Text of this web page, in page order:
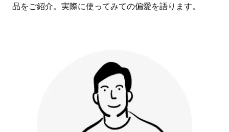
品をご紹介。実際に使ってみての偏愛を語ります。